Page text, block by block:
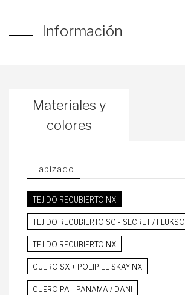
Información
Materiales y
colores
Tapizado
TEJIDO RECUBIERTO NX
TEJIDO RECUBIERTO SC - SECRET / FLUKSO
TEJIDO RECUBIERTO NX
CUERO SX + POLIPIEL SKAY NX
CUERO PA - PANAMA / DANI